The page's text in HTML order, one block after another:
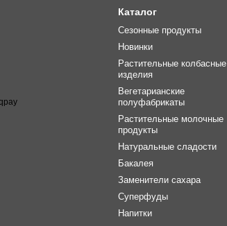
Каталог
Сезонные продукты
Новинки
Растительные колбасные
изделия
Вегетарианские
полуфабрикаты
Растительные молочные
продукты
Натуральные сладости
Бакалея
Заменители сахара
Суперфуды
Напитки